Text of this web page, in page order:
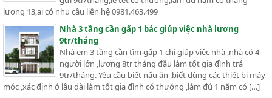
lương 13,ai có nhu cầu liên hệ 0981.463.499
Nhà 3 tầng cần gấp 1 bác giúp việc nhà lương
9tr/tháng
Nhà em 3 tầng cần tìm gấp 1 chị giúp việc nhà ,nhà có 4
người lớn ,lương 8tr tháng đầu làm tốt gia đình trả
9tr/tháng. Yêu cầu biết nấu ăn ,biết dùng các thiết bị máy
móc ,xác định ở lâu dài làm tốt gia đình có thưởng ,làm đủ 1 năm có […]